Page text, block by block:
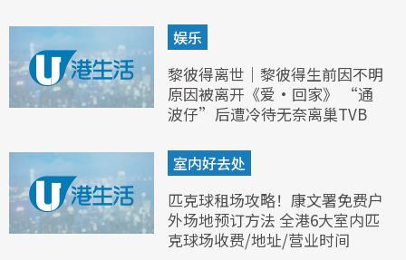
娱乐
黎彼得离世｜黎彼得生前因不明
原因被离开《爱·回家》 “通
波仔”后遭冷待无奈离巢TVB
室内好去处
匹克球租场攻略！康文署免费户
外场地预订方法 全港6大室内匹
克球场收费/地址/营业时间